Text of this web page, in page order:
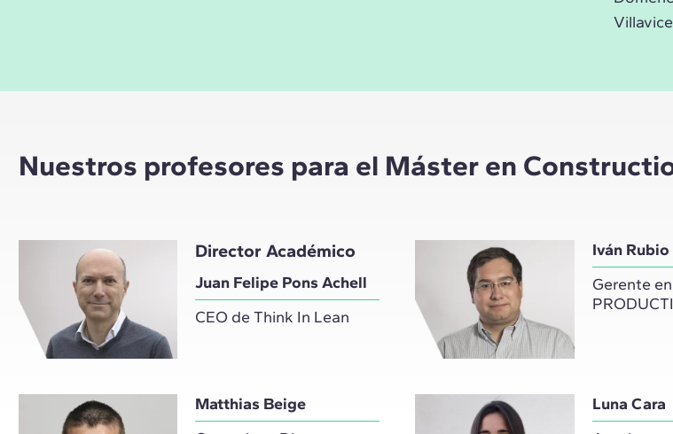
Nuestros profesores para el Máster en
Director Académico
Juan Felipe Pons Achell
CEO de Think In Lean
Iván Rubio
Gerente
Matthias Beige
Luna Cara